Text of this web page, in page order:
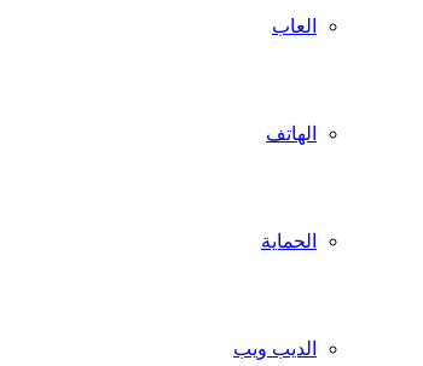
العاب
الهاتف
الحماية
الديب ويب